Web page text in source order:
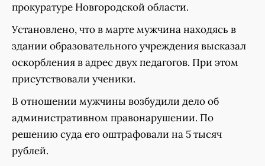
прокуратуре Новгородской области.
Установлено, что в марте мужчина находясь в
здании образовательного учреждения высказал
оскорбления в адрес двух педагогов. При этом
присутствовали ученики.
В отношении мужчины возбудили дело об
административном правонарушении. По
решению суда его оштрафовали на 5 тысяч
рублей.